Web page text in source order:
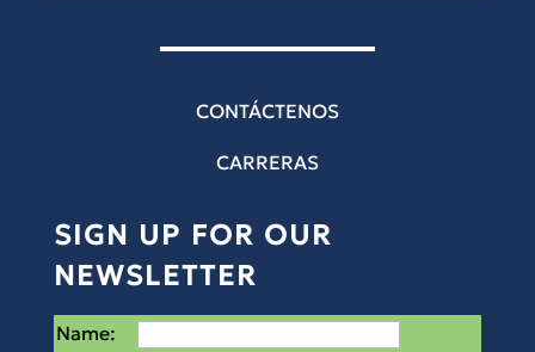
CONTÁCTENOS
CARRERAS
SIGN UP FOR OUR
NEWSLETTER
Name: